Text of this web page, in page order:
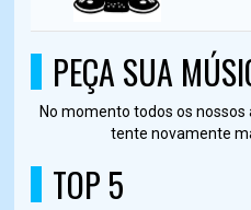
PEÇA SUA
No momento todos os
tente novamente
TOP 5